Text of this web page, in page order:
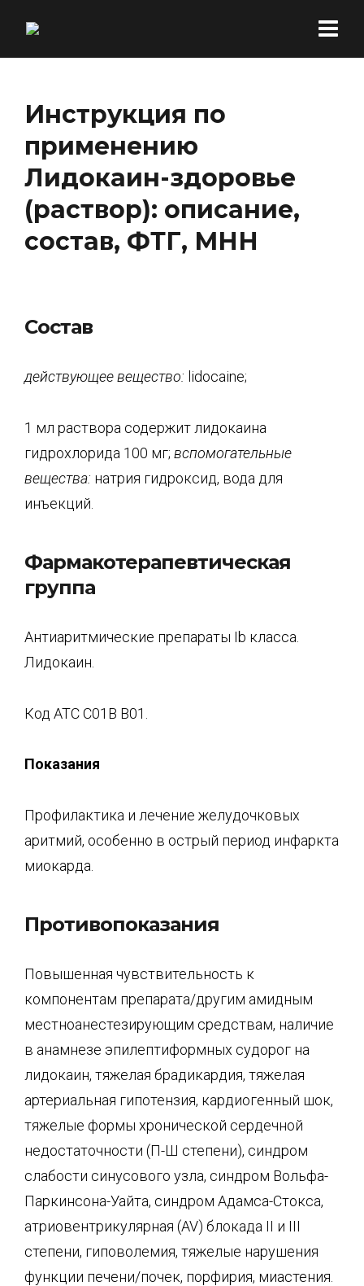
Инструкция по
применению
Лидокаин-здоровье
(раствор): описание,
состав, ФТГ, МНН
Состав
действующее вещество: lidocaine;
1 мл раствора содержит лидокаина
гидрохлорида 100 мг; вспомогательные
вещества: натрия гидроксид, вода для
инъекций.
Фармакотерапевтическая
группа
Антиаритмические препараты Ib класса.
Лидокаин.
Код АТС С01В В01.
Показания
Профилактика и лечение желудочковых
аритмий, особенно в острый период инфаркта
миокарда.
Противопоказания
Повышенная чувствительность к
компонентам препарата/другим амидным
местноанестезирующим средствам, наличие
в анамнезе эпилептиформных судорог на
лидокаин, тяжелая брадикардия, тяжелая
артериальная гипотензия, кардиогенный шок,
тяжелые формы хронической сердечной
недостаточности (П-Ш степени), синдром
слабости синусового узла, синдром Вольфа-
Паркинсона-Уайта, синдром Адамса-Стокса,
атриовентрикулярная (AV) блокада II и III
степени, гиповолемия, тяжелые нарушения
функции печени/почек, порфирия, миастения.